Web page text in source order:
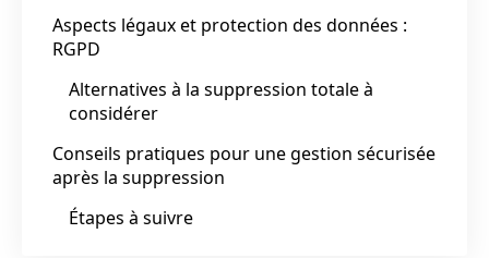
Aspects légaux et protection des données :
RGPD
Alternatives à la suppression totale à
considérer
Conseils pratiques pour une gestion sécurisée
après la suppression
Étapes à suivre